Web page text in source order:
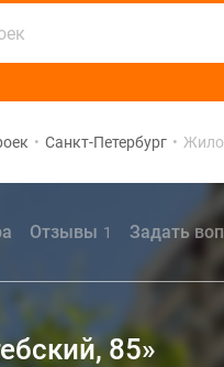
• Санкт-Петербург •
Отзывы 1 Задать
85»